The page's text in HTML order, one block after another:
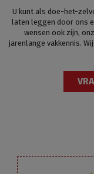
U kunt als doe-het-
laten leggen door ons
wensen ook zijn,
jarenlange vakkennis.